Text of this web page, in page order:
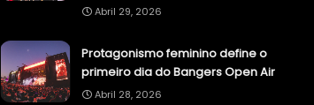
Abril 29, 2026
Protagonismo feminino define o
primeiro dia do Bangers Open Air
Abril 28, 2026